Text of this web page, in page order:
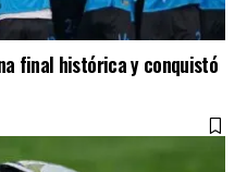
final histórica y conquistó